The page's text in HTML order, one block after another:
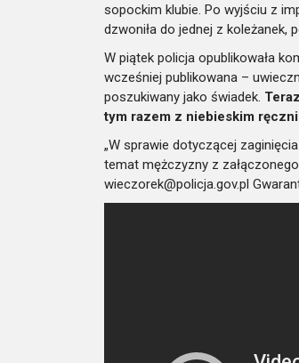
sopockim klubie. Po wyjściu z
dzwoniła do jednej z koleżanek,
W piątek policja opublikowała
wcześniej publikowana –
poszukiwany jako świadek.
tym razem z niebieskim
„W sprawie dotyczącej
temat mężczyzny z
wieczorek@policja.gov.pl